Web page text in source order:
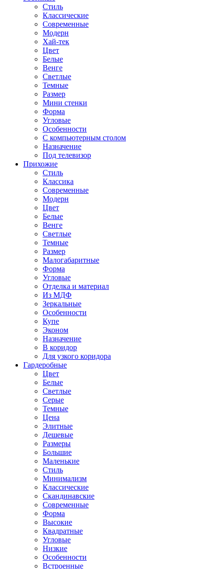
Стиль
Классические
Современные
Модерн
Хай-тек
Цвет
Белые
Венге
Светлые
Темные
Размер
Мини стенки
Форма
Угловые
Особенности
С компьютерным столом
Назначение
Под телевизор
Прихожие
Стиль
Классика
Современные
Модерн
Цвет
Белые
Венге
Светлые
Темные
Размер
Малогабаритные
Форма
Угловые
Отделка и материал
Из МДФ
Зеркальные
Особенности
Купе
Эконом
Назначение
В коридор
Для узкого коридора
Гардеробные
Цвет
Белые
Светлые
Серые
Темные
Цена
Элитные
Дешевые
Размеры
Большие
Маленькие
Стиль
Минимализм
Классические
Скандинавские
Современные
Форма
Высокие
Квадратные
Угловые
Низкие
Особенности
Встроенные